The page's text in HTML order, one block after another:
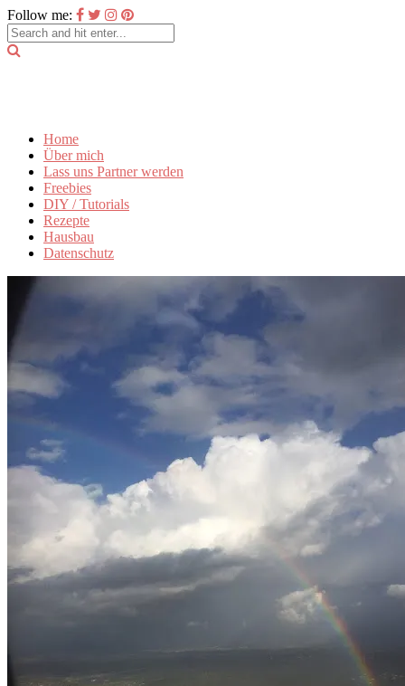
Follow me:
Home
Über mich
Lass uns Partner werden
Freebies
DIY / Tutorials
Rezepte
Hausbau
Datenschutz